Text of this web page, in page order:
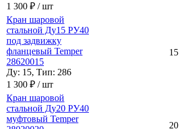
1 300 ₽ / шт
Кран шаровой
стальной Ду15 РУ40
под задвижку
фланцевый Temper
28620015
Ду: 15, Тип: 286
1 300 ₽ / шт
15
Кран шаровой
стальной Ду20 РУ40
муфтовый Temper
20